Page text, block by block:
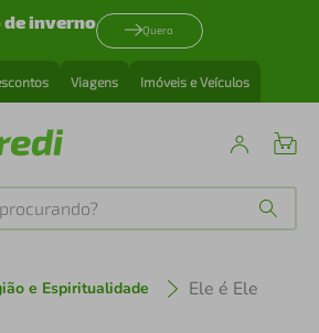
de inverno Quero
Viagens Imóveis e Veículos
e Espiritualidade Ele é Ele